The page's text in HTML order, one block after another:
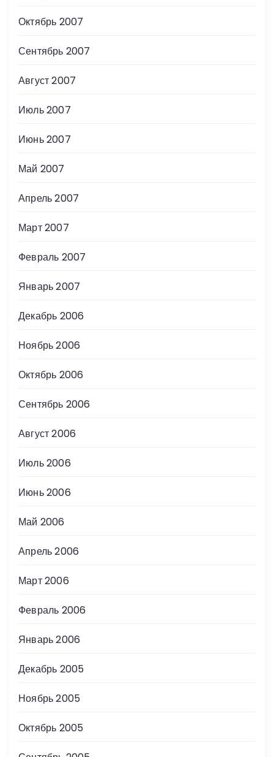
Октябрь 2007
Сентябрь 2007
Август 2007
Июль 2007
Июнь 2007
Май 2007
Апрель 2007
Март 2007
Февраль 2007
Январь 2007
Декабрь 2006
Ноябрь 2006
Октябрь 2006
Сентябрь 2006
Август 2006
Июль 2006
Июнь 2006
Май 2006
Апрель 2006
Март 2006
Февраль 2006
Январь 2006
Декабрь 2005
Ноябрь 2005
Октябрь 2005